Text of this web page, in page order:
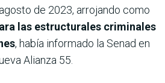
de 2023, arrojando como
las estructurales criminales
, había informado la Senad en
Alianza 55.